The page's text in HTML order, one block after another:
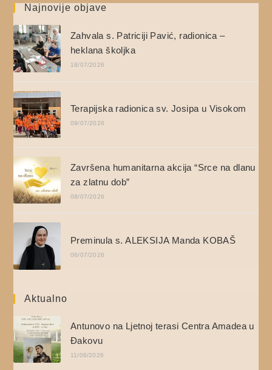
Najnovije objave
Zahvala s. Patriciji Pavić, radionica –
heklana školjka
18/07/2026
Terapijska radionica sv. Josipa u Visokom
09/07/2026
Završena humanitarna akcija “Srce na dlanu
za zlatnu dob”
08/07/2026
Preminula s. ALEKSIJA Manda KOBAŠ
06/07/2026
Aktualno
Antunovo na Ljetnoj terasi Centra Amadea u
Đakovu
11/06/2026